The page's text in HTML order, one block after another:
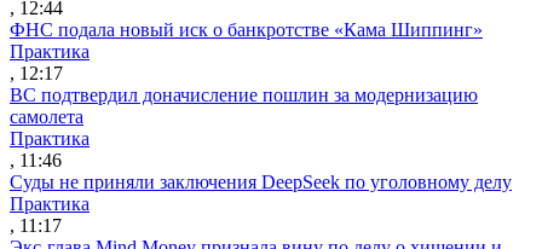
, 12:44
ФНС подала новый иск о банкротстве «Кама Шиппинг»
Практика
, 12:17
ВС подтвердил доначисление пошлин за модернизацию
самолета
Практика
, 11:46
Суды не приняли заключения DeepSeek по уголовному делу
Практика
, 11:17